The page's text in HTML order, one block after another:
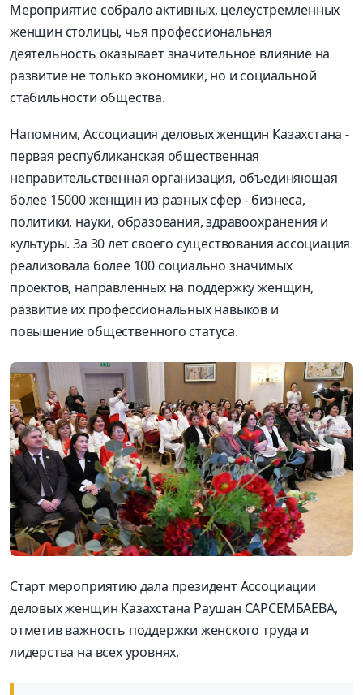
Мероприятие собрало активных, целеустремленных
женщин столицы, чья профессиональная
деятельность оказывает значительное влияние на
развитие не только экономики, но и социальной
стабильности общества.
Напомним, Ассоциация деловых женщин Казахстана -
первая республиканская общественная
неправительственная организация, объединяющая
более 15000 женщин из разных сфер - бизнеса,
политики, науки, образования, здравоохранения и
культуры. За 30 лет своего существования ассоциация
реализовала более 100 социально значимых
проектов, направленных на поддержку женщин,
развитие их профессиональных навыков и
повышение общественного статуса.
Старт мероприятию дала президент Ассоциации
деловых женщин Казахстана Раушан САРСЕМБАЕВА,
отметив важность поддержки женского труда и
лидерства на всех уровнях.